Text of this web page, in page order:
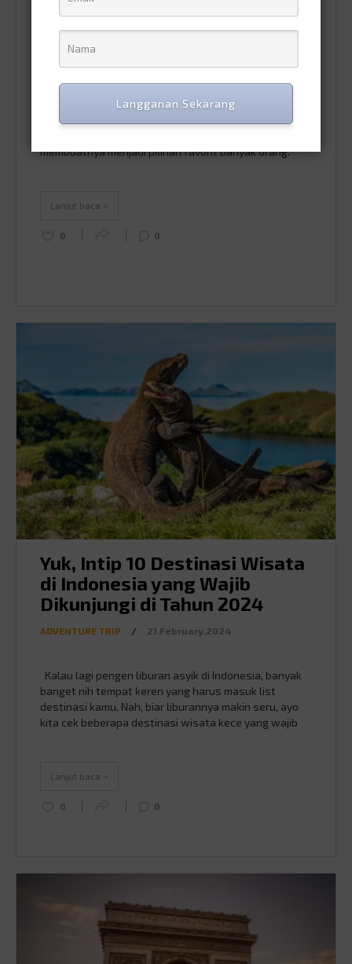
Rekomendasi Tempat Makan
Misoa yang Enak!
Misoa, mi berwarna cerah yang terbuat dari tepung
terigu, adalah salah satu hidangan yang sangat
membuatnya menjadi pilihan favorit banyak orang.
rasa yang autentik …
Lanjut baca >
0 0
Yuk, Intip 10 Destinasi Wisata
di Indonesia yang Wajib
Dikunjungi di Tahun 2024
ADVENTURE TRIP / 21.February.2024
Kalau lagi pengen liburan asyik di Indonesia, banyak
banget nih tempat keren yang harus masuk list
destinasi kamu. Nah, biar liburannya makin seru, ayo
kita cek beberapa destinasi wisata kece yang wajib
Continued
Lanjut baca >
0 0
Langganan Sekarang